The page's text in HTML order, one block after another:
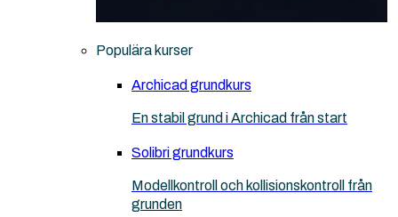
Populära kurser
Archicad grundkurs
En stabil grund i Archicad från start
Solibri grundkurs
Modellkontroll och kollisionskontroll från
grunden